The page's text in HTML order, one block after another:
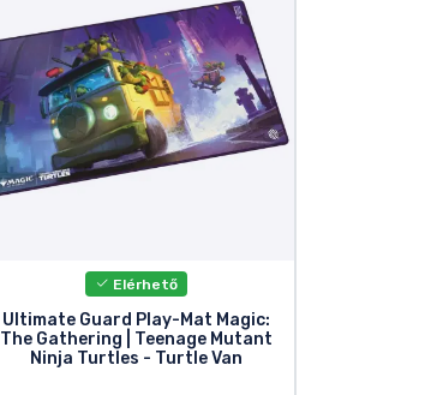
Elérhető
Ultimate Guard Play-Mat Magic:
The Gathering | Teenage Mutant
Ninja Turtles - Turtle Van